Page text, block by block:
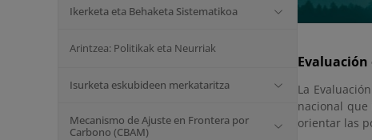
Ikerketa eta Behaketa Sistematikoa
Arintzea: Politikak eta Neurriak
Isurketa eskubideen merkataritza
Mecanismo de Ajuste en Frontera por
Carbono (CBAM)
Evaluación
La
nacional que
orientar las